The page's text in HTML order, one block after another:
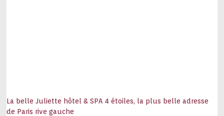
La belle Juliette hôtel & SPA 4 étoiles, la plus belle adresse
de Paris rive gauche